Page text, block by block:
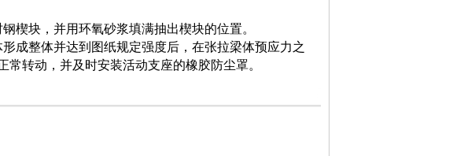
楔块，并用环氧砂浆填满抽出楔块的位置。
成整体并达到图纸规定强度后，在张拉梁体预应力之
转动，并及时安装活动支座的橡胶防尘罩。